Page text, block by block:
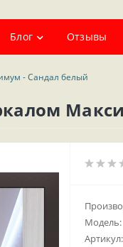
Блог Отзывы
- Сандал белый
Модель:
Артикул: